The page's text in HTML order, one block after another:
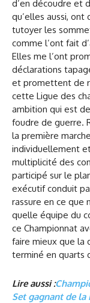
d’en découdre et
qu’elles aussi,
tutoyer les
comme l’ont fait
Elles me l’ont
déclarations
et promettent de
cette Ligue des
ambition qui est
foudre de guerre.
la première
individuellement
multiplicité des
participé sur le
exécutif conduit
rassure en ce que
quelle équipe du
ce Championnat
faire mieux que la
terminé en quarts
Lire aussi :
Set gagnant de